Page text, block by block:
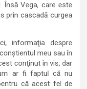
Însă Vega, care este
prin cascadă curgea
informaţia despre
meu sau în
conţinut în vis, dar
ar fi faptul că nu
că acest fel de